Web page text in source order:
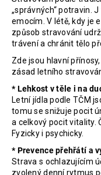
„správných“ potravin.
emocím. V létě, kdy je
způsob stravování
trávení a chránit tělo
Zde jsou hlavní
zásad letního
* Lehkost v těle i na
Letní jídla podle TČM
tomu se snižuje pocit
a celkový pocit vitality.
Fyzicky i psychicky.
* Prevence přehřátí a
Strava s ochlazujícím
zvolený denní rytmus